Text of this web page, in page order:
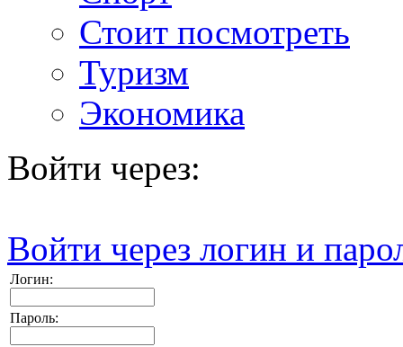
Стоит посмотреть
Туризм
Экономика
Войти через:
Войти через логин и
Логин:
Пароль: